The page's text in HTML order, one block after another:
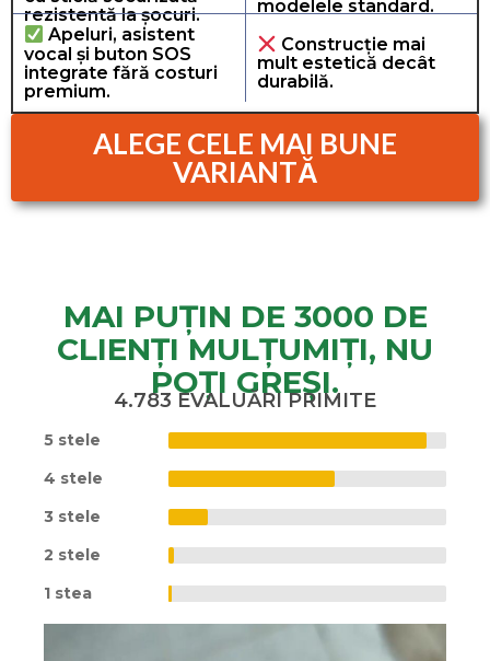
rezistentă la șocuri.
modelele standard.
Apeluri, asistent
vocal și buton SOS
integrate fără costuri
premium.
Construcție mai
mult estetică decât
durabilă.
ALEGE CELE MAI BUNE
VARIANTĂ
MAI PUȚIN DE 3000 DE
CLIENȚI MULȚUMIȚI, NU
POȚI GREȘI.
4.783 EVALUĂRI PRIMITE
5 stele
4 stele
3 stele
2 stele
1 stea